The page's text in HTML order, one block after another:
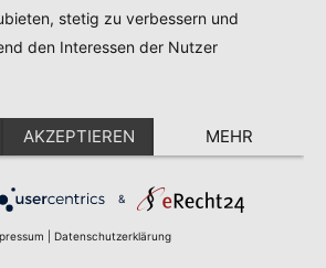
des gerichtlichen Antrages an.
Rechte;
von bestimmten Formen von
stetig zu verbessern und
den Interessen der Nutzer
AKZEPTIEREN MEHR
&
Datenschutzerklärung